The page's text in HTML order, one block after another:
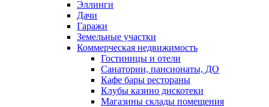
Эллинги
Дачи
Гаражи
Земельные участки
Коммерческая недвижимость
Гостиницы и отели
Санатории, пансионаты, ДО
Кафе бары рестораны
Клубы казино дискотеки
Магазины склады помещения